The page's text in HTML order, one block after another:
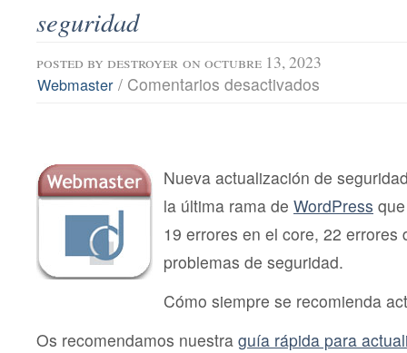
seguridad
posted by destroyer on octubre 13, 2023
Webmaster / Comentarios desactivados
y
seguridad
Nueva actualización de
la última rama de WordPress
19 errores en el core, 22 errores
problemas de seguridad.
Cómo siempre se recomienda
Os recomendamos nuestra guía rápida para